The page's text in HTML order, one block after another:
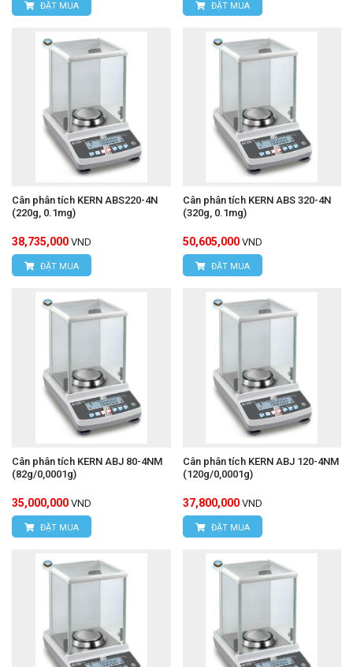
ĐẶT MUA ĐẶT MUA
Cân phân tích KERN ABS220-4N
(220g, 0.1mg)
38,735,000 VND
ĐẶT MUA
Cân phân tích KERN ABS 320-4N
(320g, 0.1mg)
50,605,000 VND
ĐẶT MUA
Cân phân tích KERN ABJ 80-4NM
(82g/0,0001g)
35,000,000 VND
ĐẶT MUA
Cân phân tích KERN ABJ 120-4NM
(120g/0,0001g)
37,800,000 VND
ĐẶT MUA